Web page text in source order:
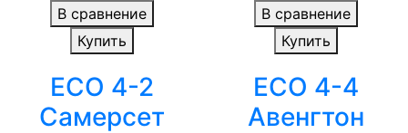
В сравнение
Купить
ECO 4-2
Самерсет
В сравнение
Купить
ECO 4-4
Авенгтон